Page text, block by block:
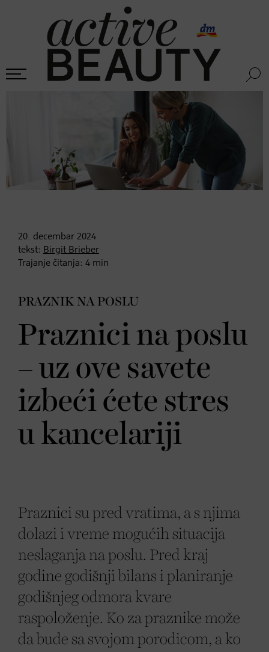
20. decembar 2024
tekst: Birgit Brieber
Trajanje čitanja: 4 min
PRAZNIK NA POSLU
Praznici na poslu
– uz ove savete
izbeći ćete stres
u kancelariji
Praznici su pred vratima, a s njima
dolazi i vreme mogućih situacija
neslaganja na poslu. Pred kraj
godine godišnji bilans i planiranje
godišnjeg odmora kvare
raspoloženje. Ko za praznike može
da bude sa svojom porodicom, a ko